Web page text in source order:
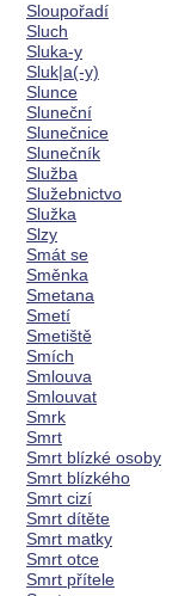
Sloupořadí
Sluch
Sluka-y
Sluk|a(-y)
Slunce
Sluneční
Slunečnice
Slunečník
Služba
Služebnictvo
Služka
Slzy
Smát se
Směnka
Smetana
Smetí
Smetiště
Smích
Smlouva
Smlouvat
Smrk
Smrt
Smrt blízké osoby
Smrt blízkého
Smrt cizí
Smrt dítěte
Smrt matky
Smrt otce
Smrt přítele